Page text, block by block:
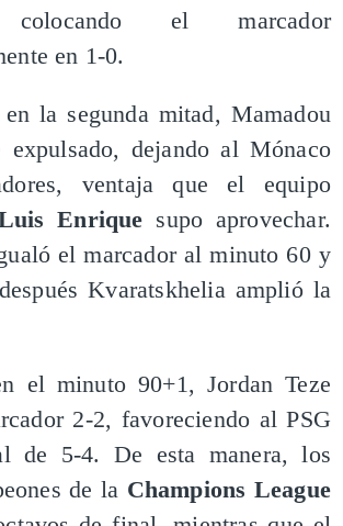
colocando el marcador
en 1-0.
la segunda mitad, Mamadou
dejando al Mónaco
ventaja que el equipo
Enrique supo aprovechar.
el marcador al minuto 60 y
Kvaratskhelia amplió la
el minuto 90+1, Jordan Teze
2-2, favoreciendo al PSG
de 5-4. De esta manera, los
de la Champions League